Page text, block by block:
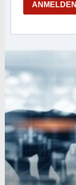
ANMELDEN